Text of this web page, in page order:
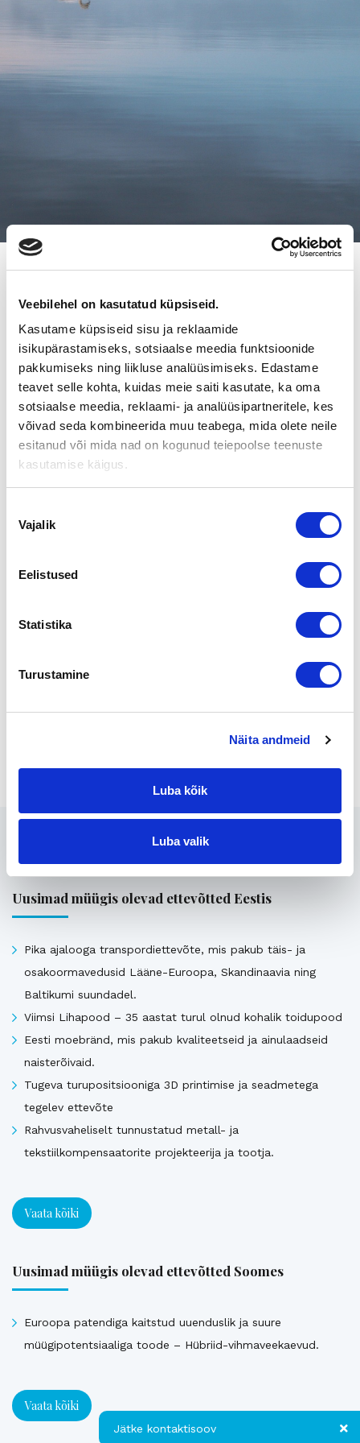
Veebilehel on kasutatud küpsiseid.
Kasutame küpsiseid sisu ja reklaamide
isikupärastamiseks, sotsiaalse meedia funktsioonide
pakkumiseks ning liikluse analüüsimiseks. Edastame
teavet selle kohta, kuidas meie saiti kasutate, ka oma
sotsiaalse meedia, reklaami- ja analüüsipartneritele, kes
võivad seda kombineerida muu teabega, mida olete neile
esitanud või mida nad on kogunud teiepoolse teenuste
kasutamise käigus.
valik
Vajalik
Eelistused
Statistika
Turustamine
Näita andmeid
Luba kõik
Luba valik
2.3.2014
JYVÄSKYLÄN KIRRIN
TALOUSTALOON UUDET
YRITTÄJÄT
Jyväskylän Kirrissä toimivanTaloustalonuusina yrittäjinä
ovat 1.3.2014 aloittaneet Sari ja Petri Honkanen. Taloustalon
Kirrin yksikköä27 vuotta pyörittänytMerkintalo Oyjatkaa
Taloustalo-liiketoimintaa muissa yksiköissään
Suomen Yrityskaupat Oy
Uusimad müügis olevad ettevõtted Eestis
Pika ajalooga transpordiettevõte, mis pakub täis- ja
osakoormavedusid Lääne-Euroopa, Skandinaavia ning
Baltikumi suundadel.
Viimsi Lihapood – 35 aastat turul olnud kohalik toidupood
Eesti moebränd, mis pakub kvaliteetseid ja ainulaadseid
naisterõivaid.
Tugeva turupositsiooniga 3D printimise ja seadmetega
tegelev ettevõte
Rahvusvaheliselt tunnustatud metall- ja
tekstiilkompensaatorite projekteerija ja tootja.
Vaata kõiki
Uusimad müügis olevad ettevõtted Soomes
Euroopa patendiga kaitstud uuenduslik ja suure
müügipotentsiaaliga toode – Hübriid-vihmaveekaevud.
Vaata kõiki
Jätke kontaktisoov